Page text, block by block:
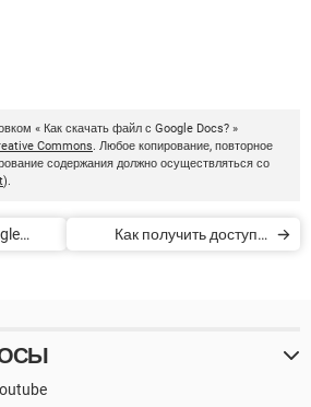
« Как скачать файл с Google Docs? »
Commons. Любое копирование, повторное
содержания должно осуществляться со
).
Как получить доступ к